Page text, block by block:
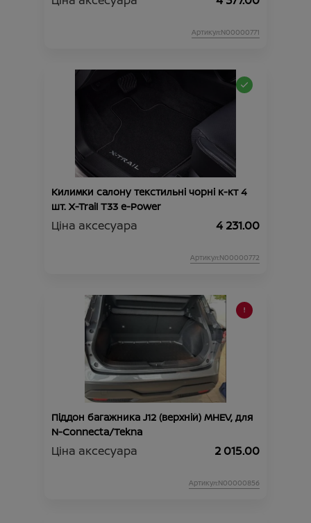
Артикул:N00000771
Килимки салону текстильні чорні к-кт 4
шт. X-Trail T33 e-Power
Ціна аксесуара 4 231.00
Артикул:N00000772
Піддон багажника J12 (верхній) MHEV, для
N-Connecta/Tekna
Ціна аксесуара 2 015.00
Артикул:N00000856